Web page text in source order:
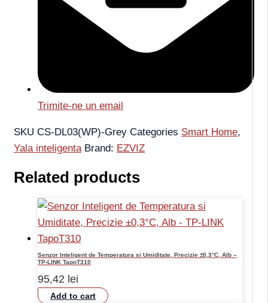
Trimite-ne un email
SKU CS-DL03(WP)-Grey Categories Smart Home,
Yala inteligenta Brand: EZVIZ
Related products
Senzor Inteligent de Temperatura si Umiditate, Precizie ±0,3°C, Alb –
TP-LINK TapoT310
95,42 lei
Add to cart